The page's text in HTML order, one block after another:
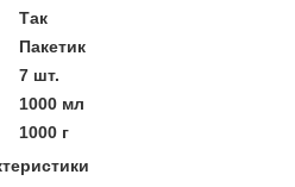
Так
Пакетик
7 шт.
1000 мл
1000 г